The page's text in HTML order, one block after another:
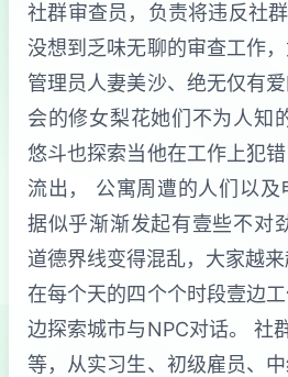
社群审查员，负责将违反社
没想到乏味无聊的审查工作
管理员人妻美沙、绝无仅有
会的修女梨花她们不为人知
悠斗也探索当他在工作上犯
流出， 公寓周遭的人们以及
据似乎渐渐发起有壹些不对
道德界线变得混乱，大家越
在每个天的四个个时段壹边
边探索城市与NPC对话。 社
等，从实习生、初级雇员、中